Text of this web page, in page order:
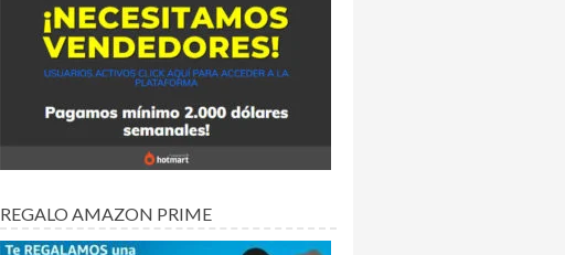
REGALO AMAZON PRIME